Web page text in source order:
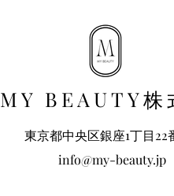
MY BEAUTY株
東京都中央区銀座1丁目22
info@my-beauty.jp